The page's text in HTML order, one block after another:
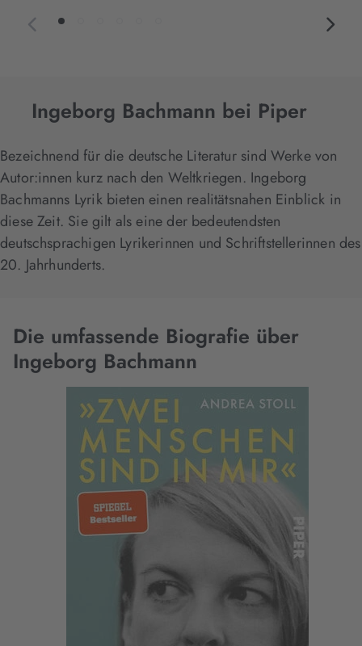
Ingeborg Bachmann bei Piper
Bezeichnend für die deutsche Literatur sind Werke von
Autor:innen kurz nach den Weltkriegen. Ingeborg
Bachmanns Lyrik bieten einen realitätsnahen Einblick in
diese Zeit. Sie gilt als eine der bedeutendsten
deutschsprachigen Lyrikerinnen und Schriftstellerinnen des
20. Jahrhunderts.
Die umfassende Biografie über
Ingeborg Bachmann